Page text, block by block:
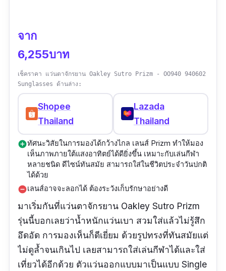
จาก
6,255บาท
เช็คราคา แว่นตาจักรยาน Oakley Sutro Prizm - OO940 940602
Sunglasses ด้านล่าง:
Shopee
Thailand
Lazada
Thailand
add_circleทัศนะวิสัยในการมองได้กว้างไกล เลนส์ Prizm ทำให้มอง
เห็นภาพภายใต้แสงอาทิตย์ได้ดียิ่งขึ้น เหมาะกับเล่นกีฬา
หลายชนิด ดีไซน์ทันสมัย สามารถใส่ในชีวิตประจำวันปกติ
ได้ด้วย
remove_circleเลนส์อาจจะลอกได้ ต้องระวังเก็บรักษาอย่างดี
มาเริ่มกันที่แว่นตาจักรยาน Oakley Sutro Prizm
รุ่นนี้บอกเลยว่าน้ำหนักแว่นเบา สวมใส่แล้วไม่รู้สึก
อึดอัด การมองเห็นก็ดีเยี่ยม ด้วยรูปทรงที่ทันสมัยแต่
ไม่ดูล้ำจนเกินไป เลยสามารถใส่เล่นกีฬาได้และใส่
เที่ยวได้อีกด้วย ตัวแว่นออกแบบมาเป็นแบบ Single